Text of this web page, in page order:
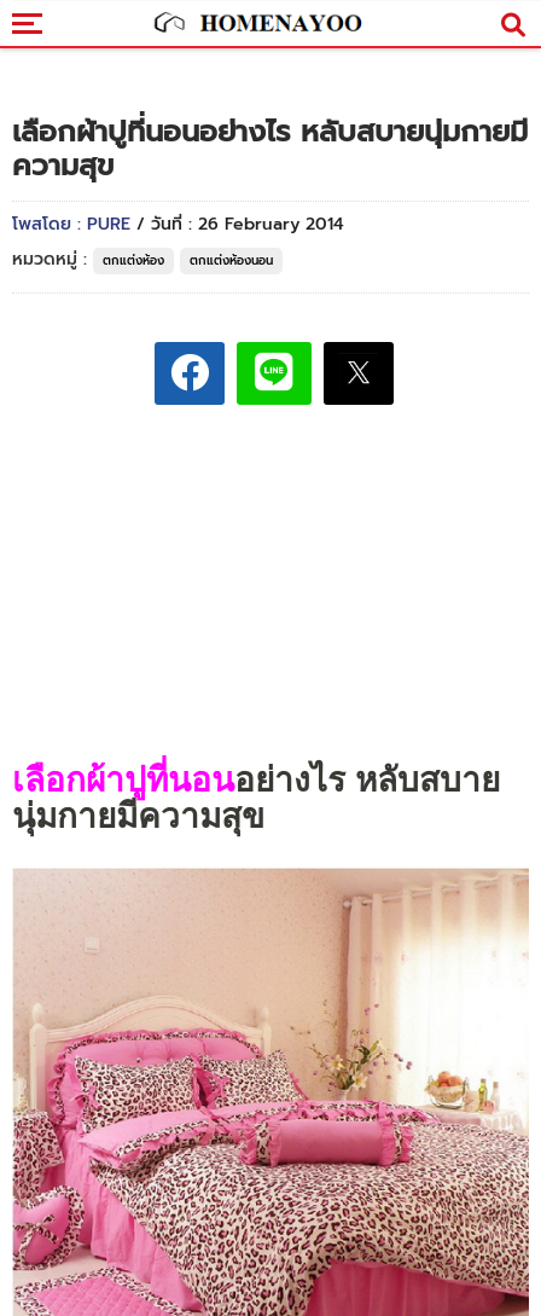
เลือกผ้าปูที่นอนอย่างไร หลับสบายนุ่มกายมี
ความสุข
โพสโดย : PURE / วันที่ : 26 February 2014
หมวดหมู่ :
ตกแต่งห้อง ตกแต่งห้องนอน
เลือกผ้าปูที่นอนอย่างไร หลับสบาย
นุ่มกายมีความสุข